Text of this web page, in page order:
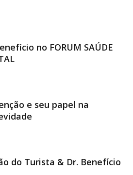
no FORUM SAÚDE
e seu papel na
do Turista & Dr. Benefício